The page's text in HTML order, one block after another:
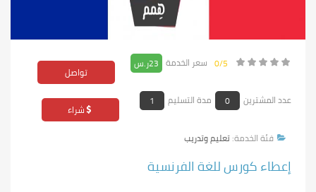
0/5 سعر الخدمة 23ر.س
تواصل
شراء
عدد المشترين 0 مدة التسليم 1
إعطاء كورس للغة الفرنسية
فئة الخدمة:تعليم وتدريب